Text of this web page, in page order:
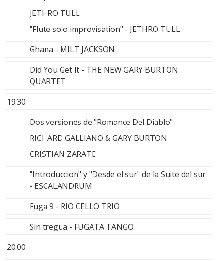
JETHRO TULL
"Flute solo improvisation" - JETHRO TULL
Ghana - MILT JACKSON
Did You Get It - THE NEW GARY BURTON
QUARTET
19.30
Dos versiones de "Romance Del Diablo"
RICHARD GALLIANO & GARY BURTON
CRISTIAN ZARATE
"Introduccion" y "Desde el sur" de la Suite del sur
- ESCALANDRUM
Fuga 9 - RIO CELLO TRIO
Sin tregua - FUGATA TANGO
20.00